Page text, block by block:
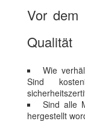
Vor dem
Qualität
Wie
Sind
Sind alle
hergestellt